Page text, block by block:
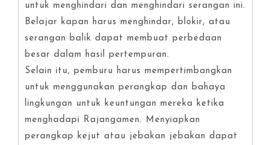
untuk menghindari dan menghindari serangan ini.
Belajar kapan harus menghindar, blokir, atau
serangan balik dapat membuat perbedaan
besar dalam hasil pertempuran.
Selain itu, pemburu harus mempertimbangkan
untuk menggunakan perangkap dan bahaya
lingkungan untuk keuntungan mereka ketika
menghadapi Rajangamen. Menyiapkan
perangkap kejut atau jebakan jebakan dapat